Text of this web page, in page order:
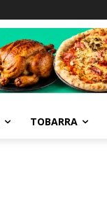
TOBARRA